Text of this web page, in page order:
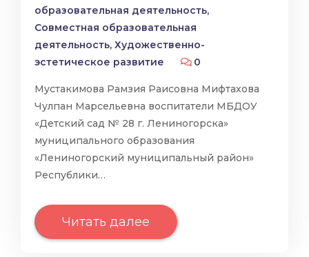
образовательная деятельность,
Совместная образовательная
деятельность, Художественно-
эстетическое развитие
0
Мустакимова Рамзия Раисовна Мифтахова
Чулпан Марсельевна воспитатели МБДОУ
«Детский сад № 28 г. Лениногорска»
муниципального образования
«Лениногорский муниципальный район»
Республики…
Читать далее